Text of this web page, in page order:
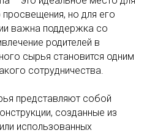
но для его
важна поддержка со
родителей в
сырья становится одним
сотрудничества.
представляют собой
созданные из
использованных